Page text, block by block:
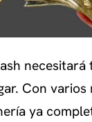
necesitará
Con varios
ya